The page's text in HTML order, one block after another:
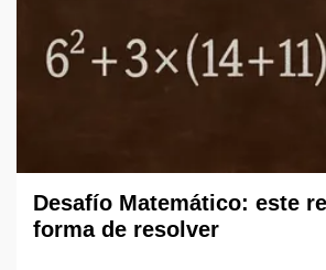
Desafío Matemático: este
forma de resolver